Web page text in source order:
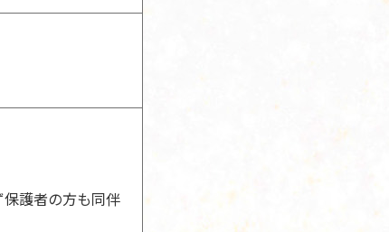
護者の方も同伴